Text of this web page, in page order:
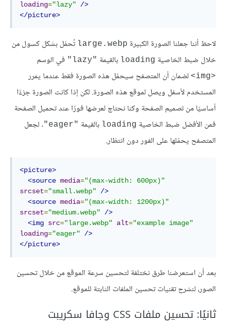
loading="lazy"
/>
</picture>
لاحظ أننا جعلنا الصورة الكبيرة large.webp تُحمّل بشكل كسول من
خلال ضبط الخاصية loading بالقيمة "lazy" في الوسم
<img>
لضمان أن المتصفح سيحمّل هذه الصورة فقط عندما يمرر
المستخدم لأسفل ويصل لموقع هذه الصورة. لكن إذا كانت الصورة جزءًا
أساسيًا من تصميم الصفحة وكنا نحتاج لعرضها فورًا عند تحميل الصفحة
فمن الأفضل ضبط الخاصية loading بالقيمة "eager"
. لجعل
المتصفح يحمّلها على الفور دون انتظار.
<picture>
<source media="(max-width: 600px)"
srcset="small.webp"
/>
<source media="(max-width: 1200px)"
srcset="medium.webp"
/>
<img src="large.webp" alt="example image"
loading="eager"
/>
</picture>
بعد أن استعرضنا طرق نختلفة لتحسين سرعة الموقع من خلال تحسين
الصور، لنشرح تقنيات تحسين الملفات الثابتة للموقع.
ثانيًا: تحسين ملفات CSS وجافا سكريبت